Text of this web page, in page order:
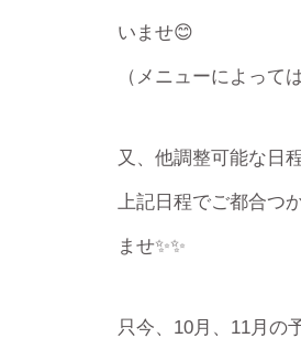
いませ😊
（メニューによって
又、他調整可能な日
上記日程でご都合つ
ませ✨✨
只今、10月、11月の